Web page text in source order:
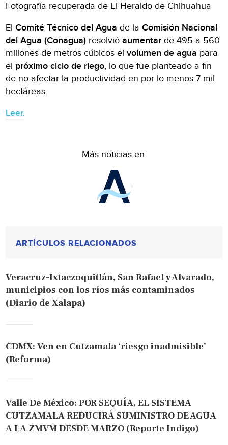
Fotografía recuperada de El Heraldo de Chihuahua
ElComité Técnico del Agua de laComisión Nacional
del Agua (Conagua) resolvióaumentar de 495 a 560
millones de metros cúbicos elvolumen de agua para
el próximo ciclo de riego, lo que fue planteado a fin
de no afectar la productividad en por lo menos 7 mil
hectáreas.
Leer.
Más noticias en:
ARTÍCULOS RELACIONADOS
Veracruz-Ixtaczoquitlán, San Rafael y Alvarado,
municipios con los ríos más contaminados
(Diario de Xalapa)
CDMX: Ven en Cutzamala ‘riesgo inadmisible’
(Reforma)
Valle De México: POR SEQUÍA, EL SISTEMA
CUTZAMALA REDUCIRÁ SUMINISTRO DE AGUA
A LA ZMVM DESDE MARZO (Reporte Indigo)